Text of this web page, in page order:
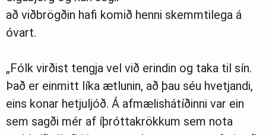
að viðbrögðin hafi komið henni skemmtilega á
óvart.
„Fólk virðist tengja vel við erindin og taka til sín.
Það er einmitt líka ætlunin, að þau séu hvetjandi,
eins konar hetjuljóð. Á afmælishátíðinni var ein
sem sagði mér af íþróttakrökkum sem nota